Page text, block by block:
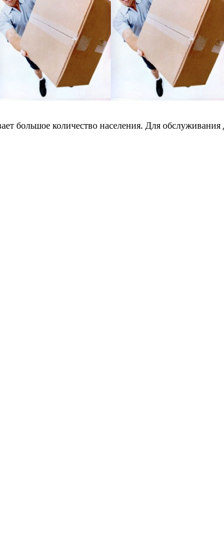
большое количество населения. Для обслуживания